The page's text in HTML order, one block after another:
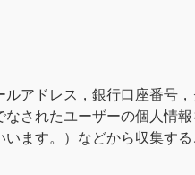
アドレス，銀行口座番号
されたユーザーの個人情
ます。）などから収集する